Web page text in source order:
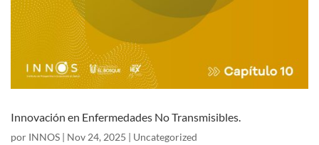
Innovación en Enfermedades No Transmisibles.
por INNOS | Nov 24, 2025 | Uncategorized